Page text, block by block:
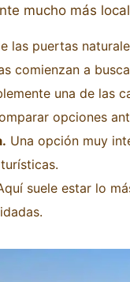
mucho más
las puertas
comienzan a
una de las
opciones
Una opción muy
suele estar lo